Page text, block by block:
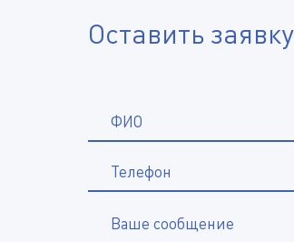
Оставить заявку
ФИО
Телефон
Ваше сообщение